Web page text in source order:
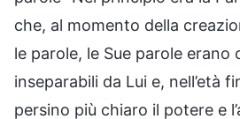
che, al momento della
le parole, le Sue parole erano
inseparabili da Lui e, nell’età
persino più chiaro il potere e